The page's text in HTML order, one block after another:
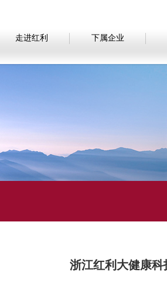
走进红利 下属企业
浙江红利大健康